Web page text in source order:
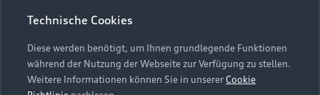
Bordbuch & Bedienungsanleitungen
Datenschutz
Audi erleben
Newsletter
Datenschutzinformation
Cookie-Richtlinie
Barrierefreiheit
Digital Services Act
EU Data Act
Technische Cookies
Diese werden benötigt, um Ihnen grundlegende Funktionen
während der Nutzung der Webseite zur Verfügung zu stellen.
Weitere Informationen können Sie in unsererCookie